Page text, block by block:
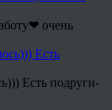
очень
Есть подруги-